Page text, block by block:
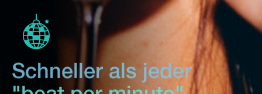
Schneller als jeder